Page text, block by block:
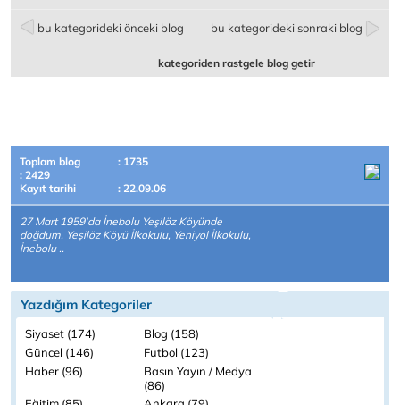
bu kategorideki önceki blog bu kategorideki sonraki blog
kategoriden rastgele blog getir
Toplam blog
: 1735
: 2429
Kayıt tarihi
: 22.09.06
27 Mart 1959'da İnebolu Yeşilöz Köyünde
doğdum. Yeşilöz Köyü İlkokulu, Yeniyol İlkokulu,
İnebolu ..
Yazdığım Kategoriler
Siyaset (174)
Blog (158)
Güncel (146)
Futbol (123)
Haber (96)
Basın Yayın / Medya
(86)